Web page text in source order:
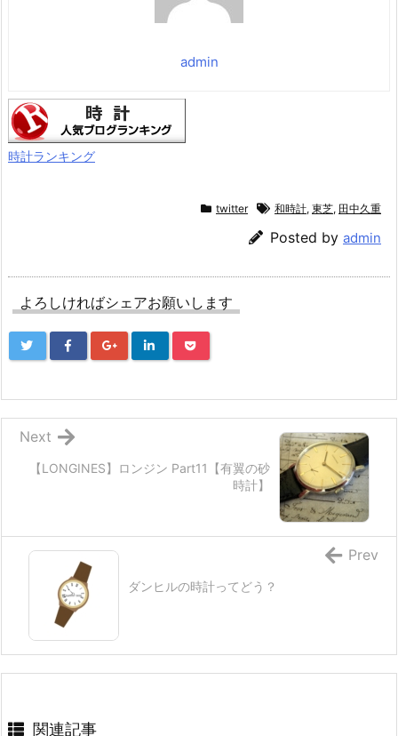
久性 マグネット
admin
時計ランキング
twitter 和時計, 東芝, 田中久重
Posted by admin
よろしければシェアお願いします
【LONGINES】ロンジン Part11【有翼の砂
時計】
Next
ダンヒルの時計ってどう？
Prev
関連記事